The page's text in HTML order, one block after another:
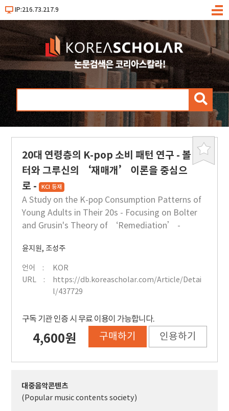
IP:216.73.217.9
메
검
북
20대 연령층의 K-pop 소비 패턴 연구 - 볼
터와 그루신의 ‘재매개’ 이론을 중심으
로 - KCI 등재
A Study on the K-pop Consumption Patterns of
Young Adults in Their 20s - Focusing on Bolter
and Grusin's Theory of ‘Remediation’ -
윤지원, 조성주
언어
KOR
URL
https://db.koreascholar.com/Article/Detai
l/437729
구독 기관 인증 시 무료 이용이 가능합니다.
4,600원 구매하기 인용하기
대중음악콘텐츠
(Popular music contents society)